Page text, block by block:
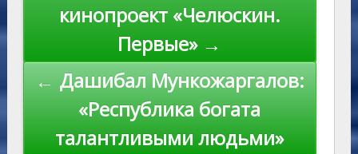
кинопроект «Челюскин.
Первые» →
← Дашибал Мункожаргалов:
«Республика богата
талантливыми людьми»